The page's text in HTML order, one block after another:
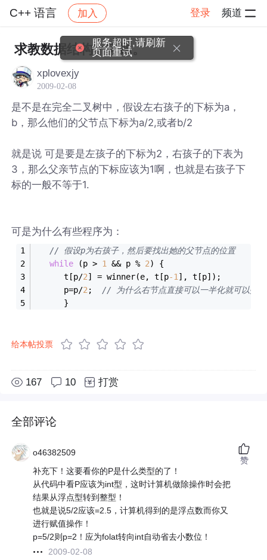
C++ 语言 加入 登录 频道
社区 C++ 语言 帖子详情
求教数据结构小问题。
xplovexjy
2009-02-08
是不是在完全二叉树中，假设左右孩子的下标为a，
b，那么他们的父节点下标为a/2,或者b/2
就是说 可是要是左孩子的下标为2，右孩子的下表为
3，那么父亲节点的下标应该为1啊，也就是右孩子下
标的一般不等于1.
可是为什么有些程序为：
// 假设p为右孩子，然后要找出她的父节点的位置
while (p > 1 && p % 2) {
      t[p/
2] = winner(e, t[p-1 ], t[p]);
      p=p/
2 ; // 为什么右节点直接可以一半化就可以找
      }
给本帖投票
167 10 打赏
全部评论
o46382509
补充下！这要看你的P是什么类型的了！
从代码中看P应该为int型，这时计算机做除操作时会把
结果从浮点型转到整型！
也就是说5/2应该=2.5，计算机得到的是浮点数而你又
进行赋值操作！
p=5/2则p=2！应为folat转向int自动省去小数位！
2009-02-08
赞
服务超时,请刷新
页面重试